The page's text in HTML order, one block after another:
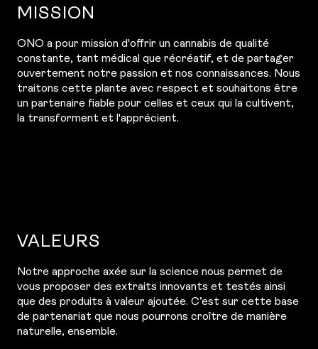
MISSION
ONO a pour mission d'offrir un cannabis de qualité
constante, tant médical que récréatif, et de partager
ouvertement notre passion et nos connaissances. Nous
traitons cette plante avec respect et souhaitons être
un partenaire fiable pour celles et ceux qui la cultivent,
la transforment et l'apprécient.
VALEURS
Notre approche axée sur la science nous permet de
vous proposer des extraits innovants et testés ainsi
que des produits à valeur ajoutée. C’est sur cette base
de partenariat que nous pourrons croître de manière
naturelle, ensemble.